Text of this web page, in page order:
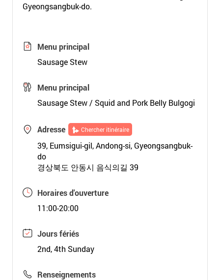
Gyeongsangbuk-do.
Menu principal
Sausage Stew
Menu principal
Sausage Stew / Squid and Pork Belly Bulgogi
Adresse Chercher itinéraire
39, Eumsigui-gil, Andong-si, Gyeongsangbuk-
do
경상북도 안동시 음식의길 39
Horaires d'ouverture
11:00-20:00
Jours fériés
2nd, 4th Sunday
Renseignements